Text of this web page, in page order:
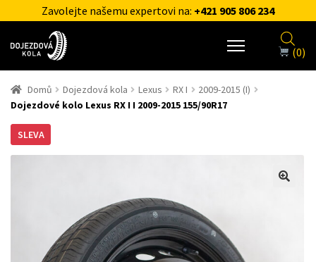
Zavolejte našemu expertovi na: +421 905 806 234
(0)
Domů Dojezdová kola Lexus RX I
2009-2015 (I)
Dojezdové kolo Lexus RX I I 2009-2015 155/90R17
SLEVA